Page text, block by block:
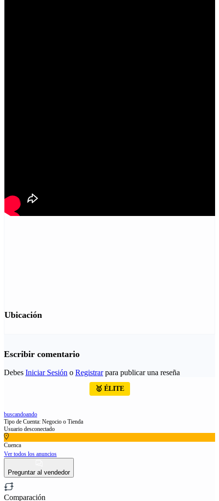
Ubicación
Escribir comentario
Debes Iniciar Sesión o Registrarpara publicar una reseña
🥇 ÉLITE
buscandoando
Tipo de Cuenta: Negocio o Tienda
Usuario desconectado
Cuenca
Ver todos los anuncios
Preguntar al vendedor
Comparación